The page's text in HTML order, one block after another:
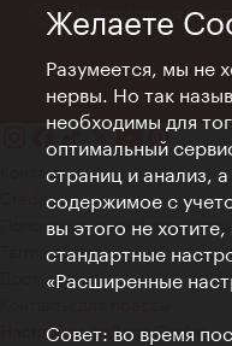
Информация
Контакт
Credits
Положение о
Terms of Use
Доступность
Настройки файлов Cookie
Желаете
Разумеется, мы не
нервы. Но так
необходимы для
оптимальный
страниц и анализ,
содержимое с
вы этого не
стандартные
«Расширенные
Совет: во время